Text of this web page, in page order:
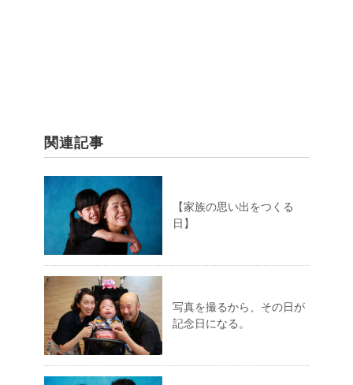
関連記事
【家族の思い出をつくる
日】
写真を撮るから、その日が
記念日になる。